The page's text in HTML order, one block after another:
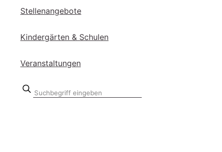
Stel­len­an­ge­bo­te
Kin­der­gär­ten & Schu­len
Ver­an­stal­tun­gen
Suchbegriff
eingeben